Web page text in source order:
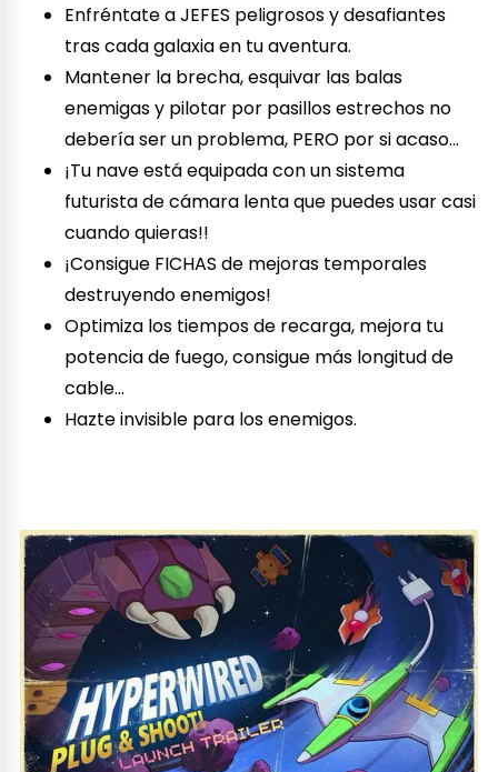
Enfréntate a JEFES peligrosos y desafiantes
tras cada galaxia en tu aventura.
Mantener la brecha, esquivar las balas
enemigas y pilotar por pasillos estrechos no
debería ser un problema, PERO por si acaso…
¡Tu nave está equipada con un sistema
futurista de cámara lenta que puedes usar casi
cuando quieras!!
¡Consigue FICHAS de mejoras temporales
destruyendo enemigos!
Optimiza los tiempos de recarga, mejora tu
potencia de fuego, consigue más longitud de
cable…
Hazte invisible para los enemigos.